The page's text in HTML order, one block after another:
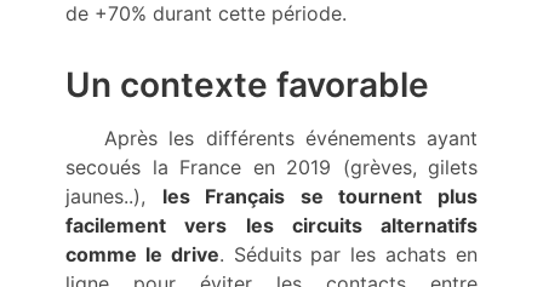
de +70% durant cette période.
Un contexte favorable
Après les différents événements ayant
secoués la France en 2019 (grèves, gilets
jaunes..), les Français se tournent plus
facilement vers les circuits alternatifs
comme le drive. Séduits par les achats en